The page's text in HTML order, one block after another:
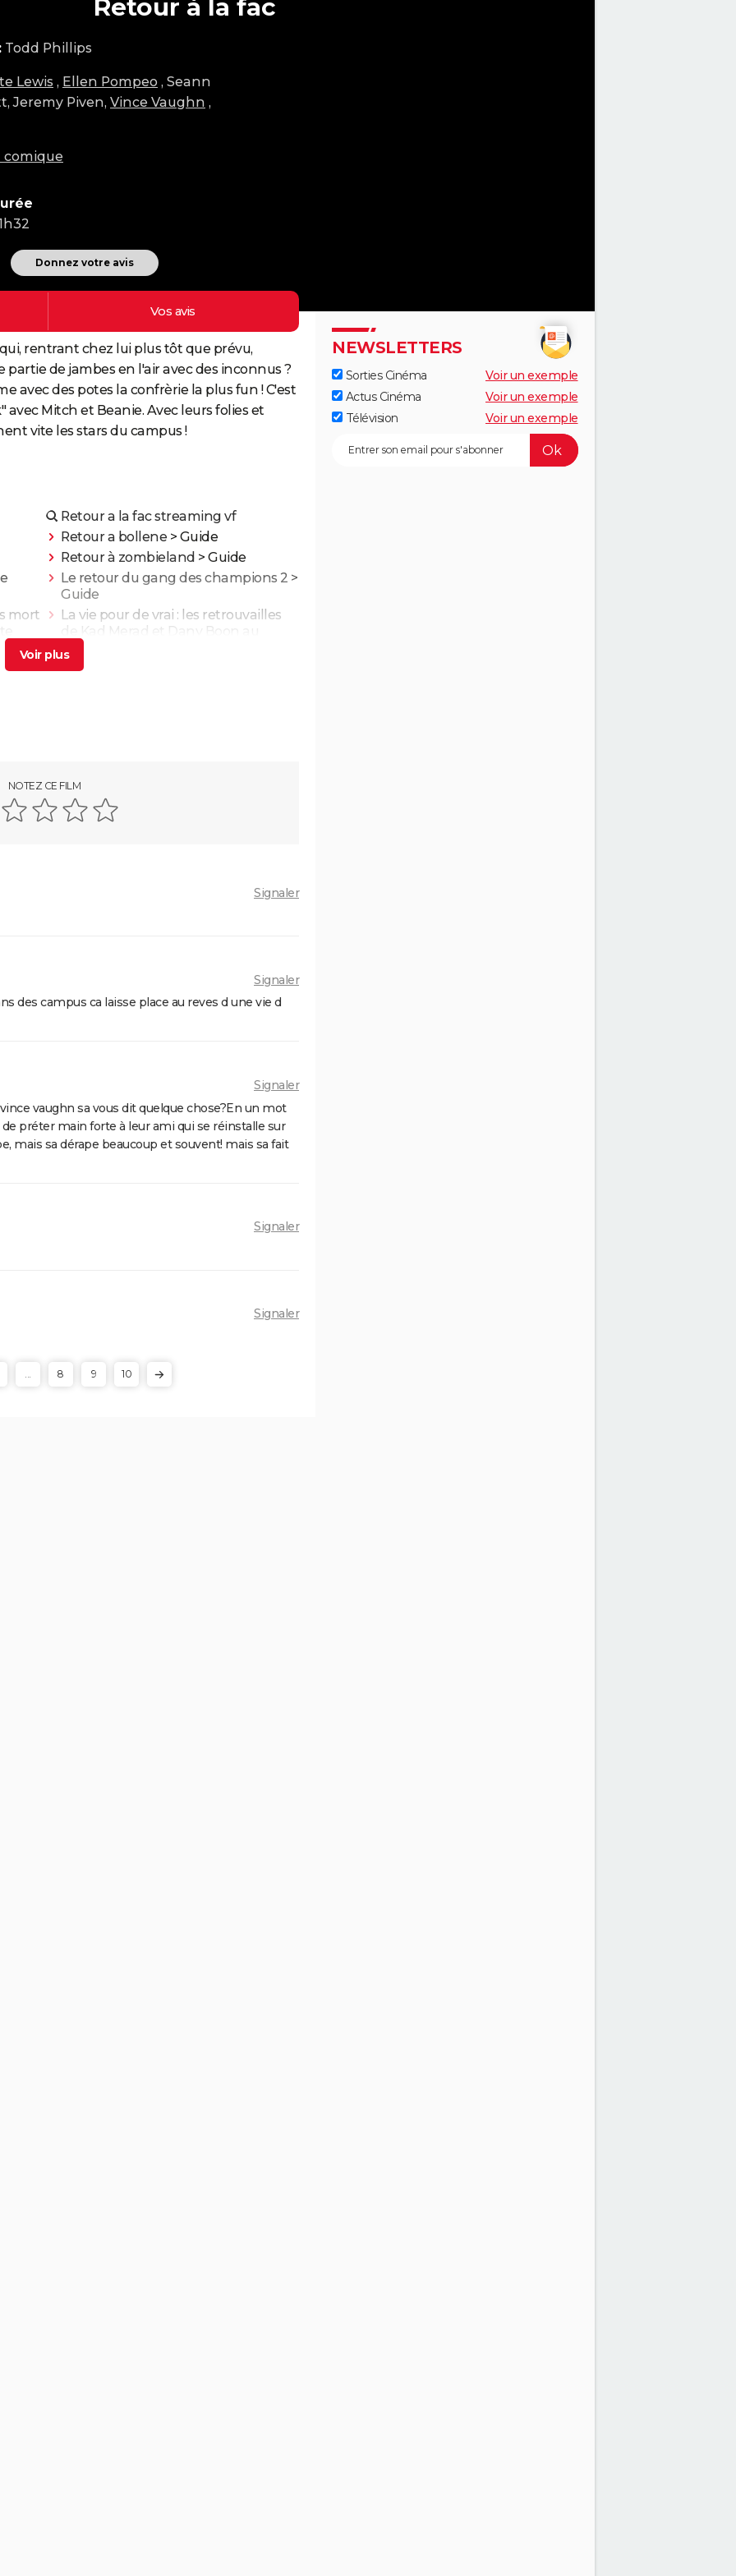
Retour à la fac
Todd Phillips
Lewis , Ellen Pompeo , Seann
Jeremy Piven, Vince Vaughn ,
comique
Donnez votre avis
Vos avis
rentrant chez lui plus tôt que prévu,
de jambes en l'air avec des inconnus ?
avec des potes la confrèrie la plus fun ! C'est
Mitch et Beanie. Avec leurs folies et
vite les stars du campus !
Retour a la fac streaming vf
Retour a bollene > Guide
Retour à zombieland > Guide
Le retour du gang des champions 2 >
Guide
mort
La vie pour de vrai : les retrouvailles
de Kad Merad et Dany Boon au
cinéma
Le diable s'habille en Prada 2 : le film
aura-t-il droit à une suite ?
En même temps
le
La Traversée
de
NOTEZ CE FILM
Signaler
Signaler
des campus ca laisse place au reves d une vie d
Signaler
vaughn sa vous dit quelque chose?En un mot
préter main forte à leur ami qui se réinstalle sur
mais sa dérape beaucoup et souvent! mais sa fait
Signaler
Signaler
8 9 10
NEWSLETTERS
Sorties Cinéma
Voir un exemple
Actus Cinéma
Voir un exemple
Télévision
Voir un exemple